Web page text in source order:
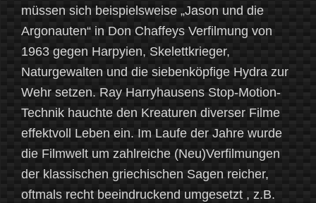
müssen sich beispielsweise „Jason und die
Argonauten“ in Don Chaffeys Verfilmung von
1963 gegen Harpyien, Skelettkrieger,
Naturgewalten und die siebenköpfige Hydra zur
Wehr setzen. Ray Harryhausens Stop-Motion-
Technik hauchte den Kreaturen diverser Filme
effektvoll Leben ein. Im Laufe der Jahre wurde
die Filmwelt um zahlreiche (Neu)Verfilmungen
der klassischen griechischen Sagen reicher,
oftmals recht beeindruckend umgesetzt , z.B.